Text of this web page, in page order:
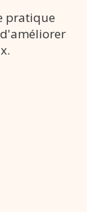
pratique